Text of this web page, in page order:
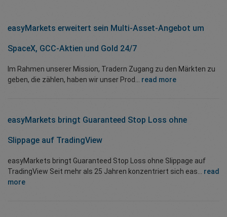
easyMarkets erweitert sein Multi-Asset-Angebot um
SpaceX, GCC-Aktien und Gold 24/7
Im Rahmen unserer Mission, Tradern Zugang zu den Märkten zu
geben, die zählen, haben wir unser Prod... read more
easyMarkets bringt Guaranteed Stop Loss ohne
Slippage auf TradingView
easyMarkets bringt Guaranteed Stop Loss ohne Slippage auf
TradingView Seit mehr als 25 Jahren konzentriert sich eas... read
more